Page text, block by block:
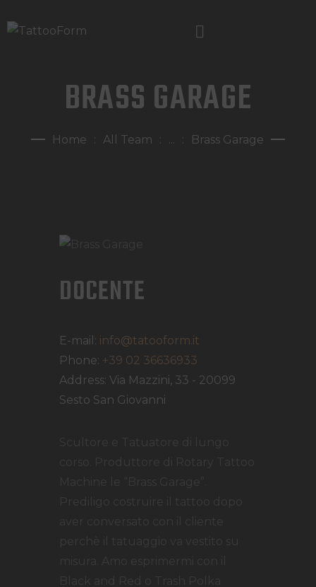
BRASS GARAGE
Home All Team ... Brass Garage
HOME
CHI SIAMO
BLOG
DOCENTE
E-mail: info@tatooform.it
Phone: +39 02 36636933
Address: Via Mazzini, 33 - 20099
Sesto San Giovanni